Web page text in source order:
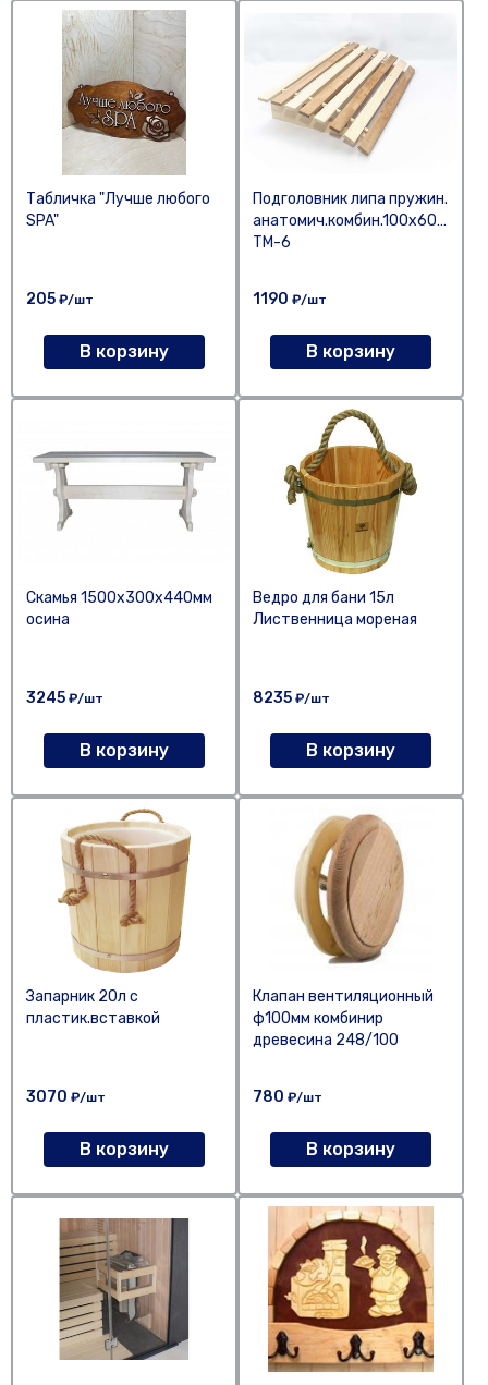
Табличка "Лучше любого
SPA"
205 ₽/шт
В корзину
Подголовник липа пружин.
ТМ-6
1190 ₽/шт
В корзину
Скамья 1500х300х440мм
осина
3245 ₽/шт
В корзину
Ведро для бани 15л
Лиственница мореная
8235 ₽/шт
В корзину
Запарник 20л с
пластик.вставкой
3070 ₽/шт
В корзину
Клапан вентиляционный
ф100мм комбинир
древесина 248/100
780 ₽/шт
В корзину